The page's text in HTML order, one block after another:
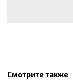
Смотрите также